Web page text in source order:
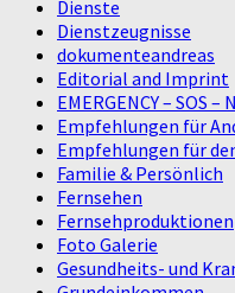
Dienste
Dienstzeugnisse
dokumenteandreas
Editorial and Imprint
EMERGENCY – SOS –
Empfehlungen für
Empfehlungen für
Familie & Persönlich
Fernsehen
Fernsehproduktionen
Foto Galerie
Gesundheits- und